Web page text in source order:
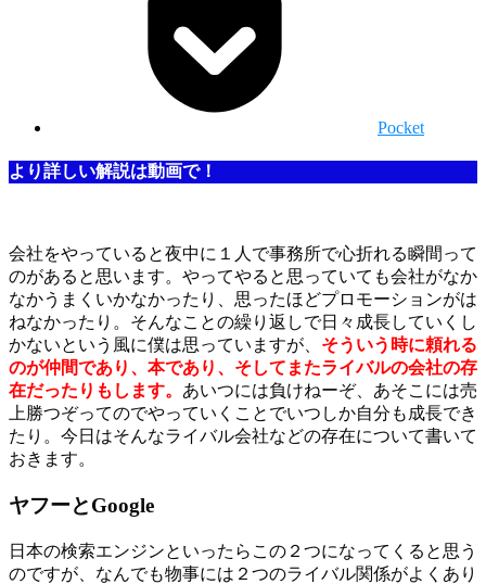
Pocket
より詳しい解説は動画で！
会社をやっていると夜中に１人で事務所で心折れる瞬間って
のがあると思います。やってやると思っていても会社がなか
なかうまくいかなかったり、思ったほどプロモーションがは
ねなかったり。そんなことの繰り返しで日々成長していくし
かないという風に僕は思っていますが、 そういう時に頼れる
のが仲間であり、本であり、そしてまたライバルの会社の存
在だったりもします。 あいつには負けねーぞ、あそこには売
上勝つぞってのでやっていくことでいつしか自分も成長でき
たり。今日はそんなライバル会社などの存在について書いて
おきます。
ヤフーとGoogle
日本の検索エンジンといったらこの２つになってくると思う
のですが、なんでも物事には２つのライバル関係がよくあり